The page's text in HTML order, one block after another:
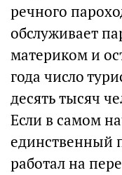
речного
обслуживает
материком и
года число
десять тысяч
Если в самом
единственный
работал на